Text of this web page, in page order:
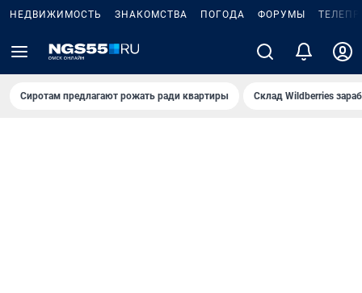
НЕДВИЖИМОСТЬ ЗНАКОМСТВА ПОГОДА ФОРУМЫ
Сиротам предлагают рожать ради квартиры Склад Wildberries